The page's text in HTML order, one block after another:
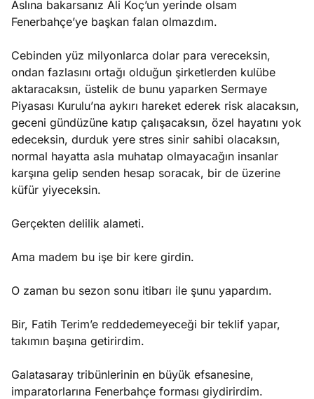
Aslına bakarsanız Ali Koç’un yerinde olsam
Fenerbahçe’ye başkan falan olmazdım.
Cebinden yüz milyonlarca dolar para vereceksin,
ondan fazlasını ortağı olduğun şirketlerden kulübe
aktaracaksın, üstelik de bunu yaparken Sermaye
Piyasası Kurulu’na aykırı hareket ederek risk alacaksın,
geceni gündüzüne katıp çalışacaksın, özel hayatını yok
edeceksin, durduk yere stres sinir sahibi olacaksın,
normal hayatta asla muhatap olmayacağın insanlar
karşına gelip senden hesap soracak, bir de üzerine
küfür yiyeceksin.
Gerçekten delilik alameti.
Ama madem bu işe bir kere girdin.
O zaman bu sezon sonu itibarı ile şunu yapardım.
Bir, Fatih Terim’e reddedemeyeceği bir teklif yapar,
takımın başına getirirdim.
Galatasaray tribünlerinin en büyük efsanesine,
imparatorlarına Fenerbahçe forması giydirirdim.